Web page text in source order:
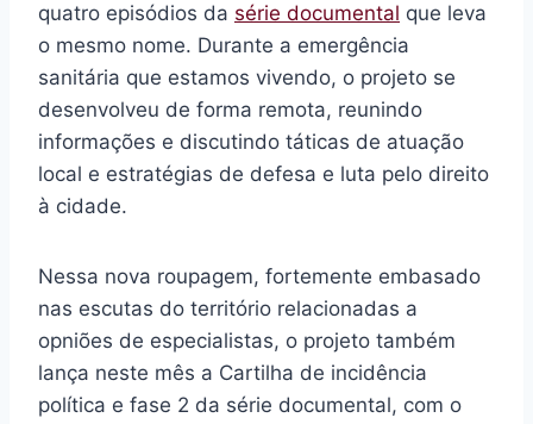
quatro episódios da série documental que leva
o mesmo nome. Durante a emergência
sanitária que estamos vivendo, o projeto se
desenvolveu de forma remota, reunindo
informações e discutindo táticas de atuação
local e estratégias de defesa e luta pelo direito
à cidade.
Nessa nova roupagem, fortemente embasado
nas escutas do território relacionadas a
opniões de especialistas, o projeto também
lança neste mês a Cartilha de incidência
política e fase 2 da série documental, com o